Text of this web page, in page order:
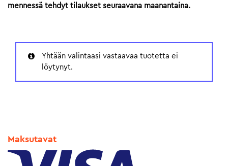
mennessä tehdyt tilaukset seuraavana maanantaina.
Yhtään valintaasi vastaavaa tuotetta ei
löytynyt.
Maksutavat